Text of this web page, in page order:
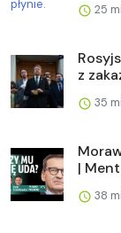
25
z
35
|
38